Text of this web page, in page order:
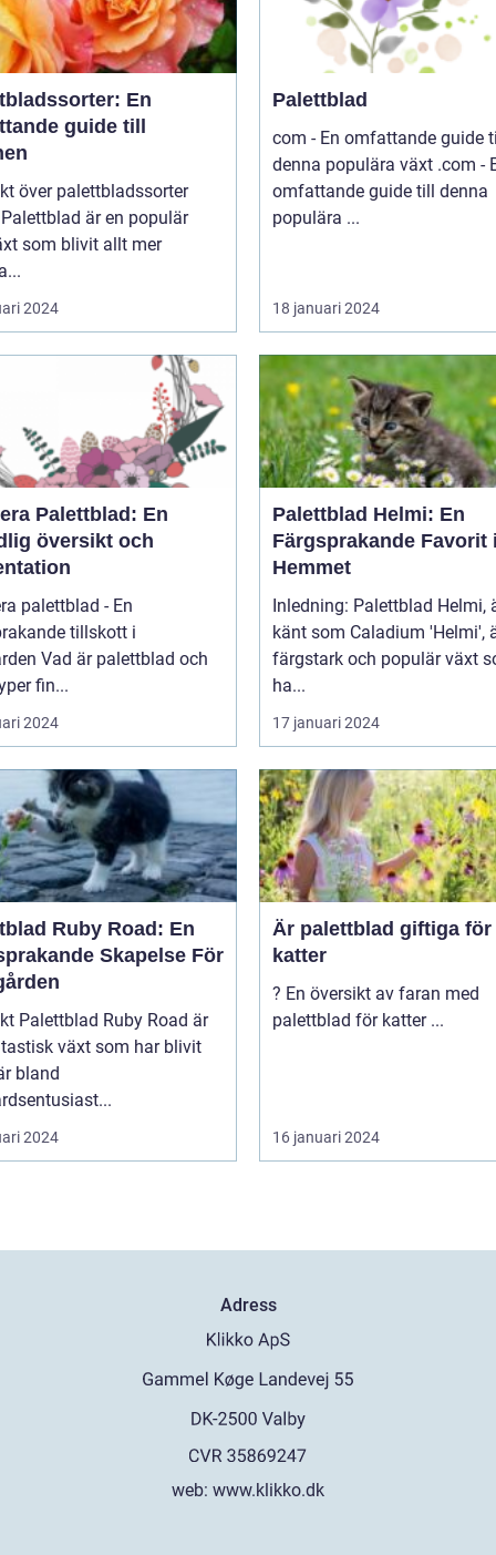
En
guide till
över palettbladssorter
som blivit allt mer
2024
Palettblad
com - En omfattande guide
denna populära växt .com - En
omfattande guide till denna
populära ...
18 januari 2024
Palettblad: En
översikt och
palettblad - En
tillskott i
och
fin...
2024
Palettblad Helmi: En
Färgsprakande Favorit
Hemmet
Inledning: Palettblad Helmi,
känt som Caladium 'Helmi',
färgstark och populär växt
ha...
17 januari 2024
Ruby Road: En
Skapelse För
är
växt som har blivit
bland
2024
Är palettblad giftiga för
katter
? En översikt av faran med
palettblad för katter ...
16 januari 2024
Adress
web: www.klikko.dk